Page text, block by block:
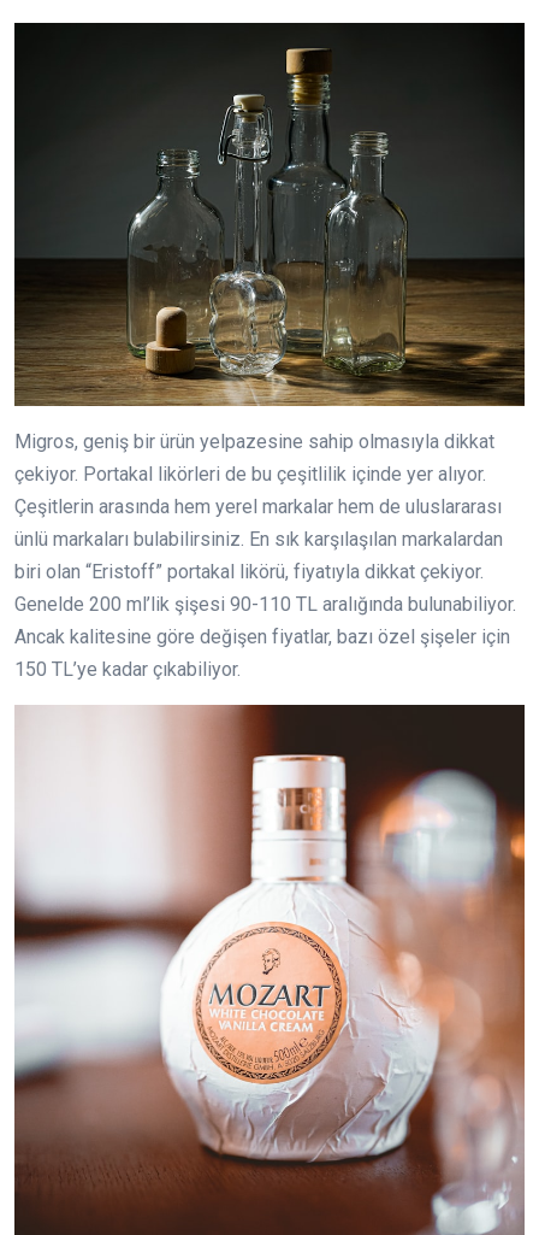
Migros, geniş bir ürün yelpazesine sahip olmasıyla dikkat
çekiyor. Portakal likörleri de bu çeşitlilik içinde yer alıyor.
Çeşitlerin arasında hem yerel markalar hem de uluslararası
ünlü markaları bulabilirsiniz. En sık karşılaşılan markalardan
biri olan “Eristoff” portakal likörü, fiyatıyla dikkat çekiyor.
Genelde 200 ml’lik şişesi 90-110 TL aralığında bulunabiliyor.
Ancak kalitesine göre değişen fiyatlar, bazı özel şişeler için
150 TL’ye kadar çıkabiliyor.